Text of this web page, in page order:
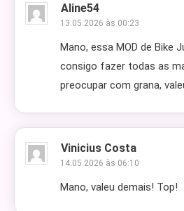
Aline54
13.05.2026 às 00:23
Mano, essa MOD de Bike
consigo fazer todas as
preocupar com grana,
Vinicius Costa
14.05.2026 às 06:10
Mano, valeu demais! Top!